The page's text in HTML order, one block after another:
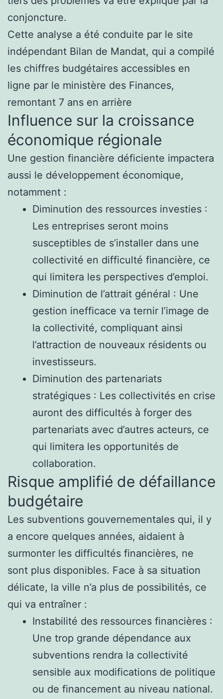
conjoncture.
Cette analyse a été conduite par le site
indépendant Bilan de Mandat, qui a compilé
les chiffres budgétaires accessibles en
ligne par le ministère des Finances,
remontant 7 ans en arrière
Influence sur la croissance
économique régionale
Une gestion financière déficiente impactera
aussi le développement économique,
notamment :
Diminution des ressources investies :
Les entreprises seront moins
susceptibles de s’installer dans une
collectivité en difficulté financière, ce
qui limitera les perspectives d’emploi.
Diminution de l’attrait général : Une
gestion inefficace va ternir l’image de
la collectivité, compliquant ainsi
l’attraction de nouveaux résidents ou
investisseurs.
Diminution des partenariats
stratégiques : Les collectivités en crise
auront des difficultés à forger des
partenariats avec d’autres acteurs, ce
qui limitera les opportunités de
collaboration.
Risque amplifié de défaillance
budgétaire
Les subventions gouvernementales qui, il y
a encore quelques années, aidaient à
surmonter les difficultés financières, ne
sont plus disponibles. Face à sa situation
délicate, la ville n’a plus de possibilités, ce
qui va entraîner :
Instabilité des ressources financières :
Une trop grande dépendance aux
subventions rendra la collectivité
sensible aux modifications de politique
ou de financement au niveau national.